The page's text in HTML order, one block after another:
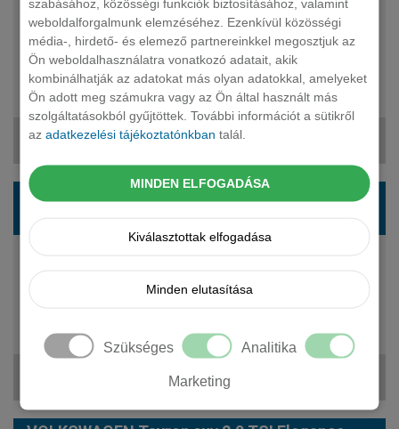
weboldalforgalmunk elemzéséhez. Ezenkívül közösségi
média-, hirdető- és elemező partnereinkkel megosztjuk az
Ön weboldalhasználatra vonatkozó adatait, akik
kombinálhatják az adatokat más olyan adatokkal, amelyeket
Ön adott meg számukra vagy az Ön által használt más
szolgáltatásokból gyűjtöttek. További információt a sütikről
azadatkezelési tájékoztatónkban talál.
MINDEN ELFOGADÁSA
Kiválasztottak elfogadása
Minden elutasítása
Szükséges Analitika
Marketing
150 LE
diesel
automata
7 fő
21 140 440 Ft
293 206 Ft + ÁFA
VOLKSWAGEN Tayron suv 2.0 TSI Elegance
4Motion DSG
automata
21 283 970 Ft
297 078 Ft + ÁFA